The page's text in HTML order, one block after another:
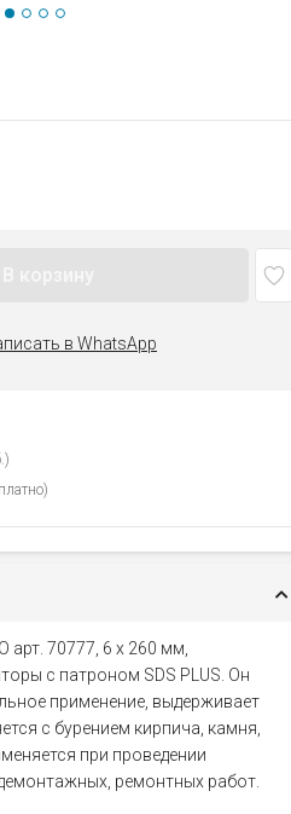
в WhatsApp
арт. 70777, 6 x 260 мм,
с патроном SDS PLUS. Он
применение, выдерживает
с бурением кирпича, камня,
при проведении
ремонтных работ.